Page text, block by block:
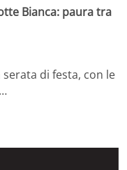
Bianca: paura tra
di festa, con le